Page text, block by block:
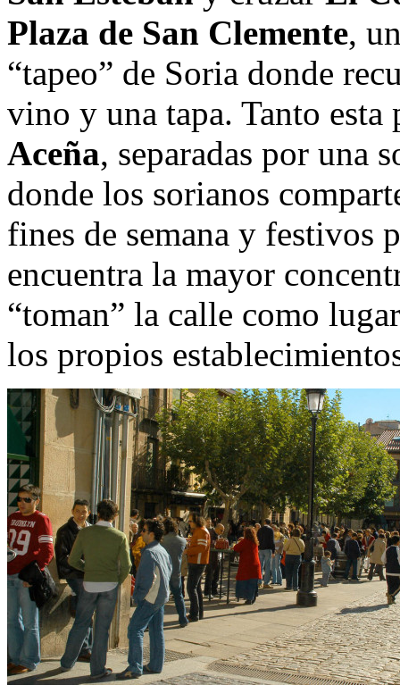
Plaza de San Clemente,
“tapeo” de Soria donde
vino y una tapa. Tanto
Aceña, separadas por una
donde los sorianos
fines de semana y festivos
encuentra la mayor
“toman” la calle como
los propios